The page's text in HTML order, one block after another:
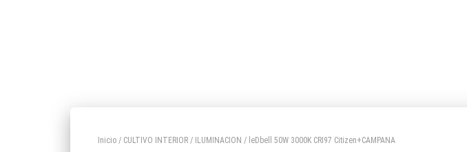
Inicio / CULTIVO INTERIOR / ILUMINACION / leDbell 50W 3000K CRI97 Citizen+CAMPANA